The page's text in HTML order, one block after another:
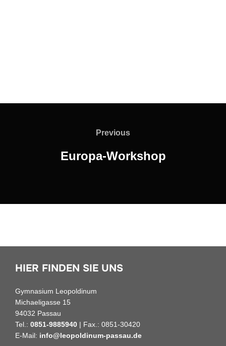
Previous
Previous
Europa-Workshop
HIER FINDEN SIE UNS
Gymnasium Leopoldinum
Michaeligasse 15
94032 Passau
Tel.: 0851-9885940 | Fax.: 0851-30420
E-Mail: info@leopoldinum-passau.de